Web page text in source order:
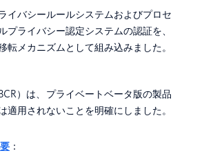
イバシールールシステムおよびプロセ
プライバシー認定システムの認証を、
転メカニズムとして組み込みました。
）は、プライベートベータ版の製品
適用されないことを明確にしました。
：